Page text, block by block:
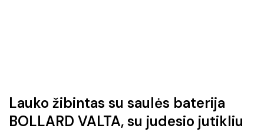
Lauko žibintas su saulės baterija
BOLLARD VALTA, su judesio jutikliu